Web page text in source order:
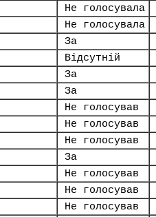
Не голосувала
Не голосувала
За
Відсутній
За
За
Не голосував
Не голосував
Не голосував
За
Не голосував
Не голосував
Не голосував